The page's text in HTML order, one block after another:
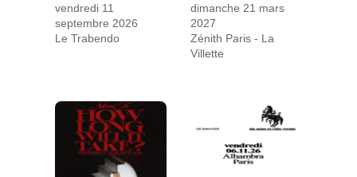
vendredi 11
septembre 2026
Le Trabendo
dimanche 21 mars
2027
Zénith Paris - La
Villette